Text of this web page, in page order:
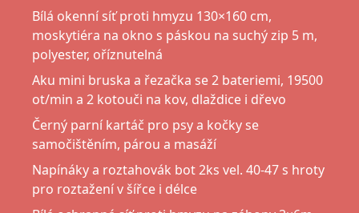
Bílá okenní síť proti hmyzu 130×160 cm,
moskytiéra na okno s páskou na suchý zip 5 m,
polyester, oříznutelná
Aku mini bruska a řezačka se 2 bateriemi, 19500
ot/min a 2 kotouči na kov, dlaždice i dřevo
Černý parní kartáč pro psy a kočky se
samočištěním, párou a masáží
Napínáky a roztahovák bot 2ks vel. 40-47 s hroty
pro roztažení v šířce i délce